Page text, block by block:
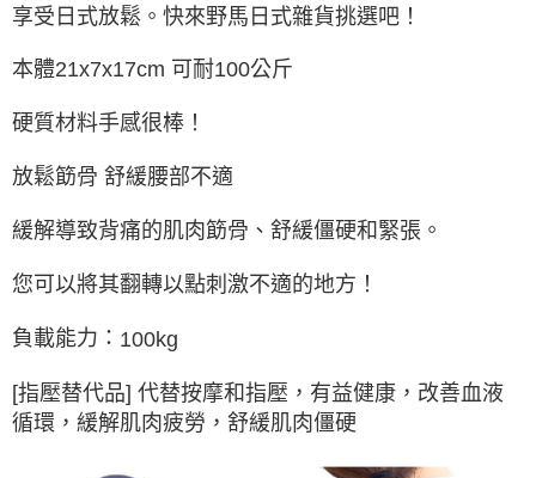
每筆NT$65，滿NT$999(含以上)免運費
付款後7-11取貨
宅配
每筆NT$100，滿NT$999(含以上)免運費
享受日式放鬆。快來野馬日式雜貨挑選吧！
本體21x7x17cm 可耐100公斤
硬質材料手感很棒！
放鬆筯骨 舒緩腰部不適
緩解導致背痛的肌肉筯骨、舒緩僵硬和緊張。
您可以將其翻轉以點刺激不適的地方！
負載能力： 100kg
[指壓替代品] 代替按摩和指壓，有益健康，改善血液
循環，緩解肌肉疲勞，舒緩肌肉僵硬